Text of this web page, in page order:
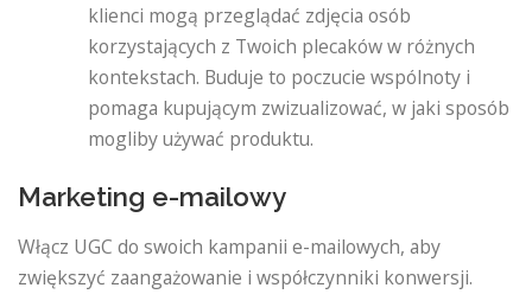
klienci mogą przeglądać zdjęcia osób
korzystających z Twoich plecaków w różnych
kontekstach. Buduje to poczucie wspólnoty i
pomaga kupującym zwizualizować, w jaki sposób
mogliby używać produktu.
Marketing e-mailowy
Włącz UGC do swoich kampanii e-mailowych, aby
zwiększyć zaangażowanie i współczynniki konwersji.